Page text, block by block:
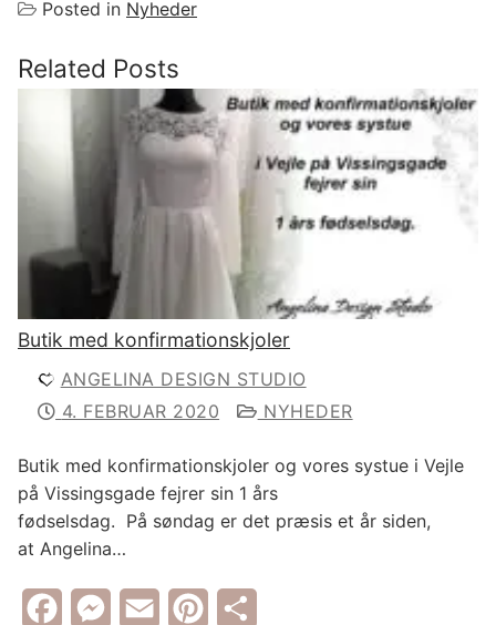
Posted in Nyheder
Related Posts
Butik med konfirmationskjoler
ANGELINA DESIGN STUDIO
4. FEBRUAR 2020
NYHEDER
Butik med konfirmationskjoler og vores systue i Vejle
på Vissingsgade fejrer sin 1 års
fødselsdag. På søndag er det præsis et år siden,
at Angelina…
FacebookMessenger
Email Pinterest